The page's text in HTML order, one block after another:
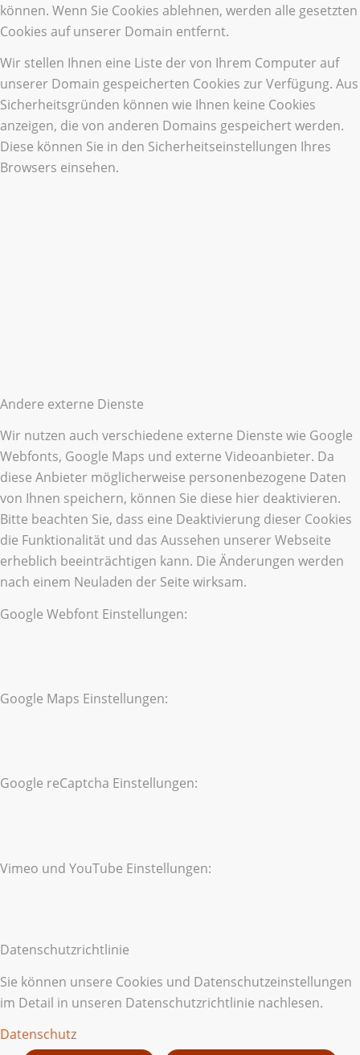
können. Wenn Sie Cookies ablehnen, werden alle gesetzten
Cookies auf unserer Domain entfernt.
Wir stellen Ihnen eine Liste der von Ihrem Computer auf
unserer Domain gespeicherten Cookies zur Verfügung. Aus
Sicherheitsgründen können wie Ihnen keine Cookies
anzeigen, die von anderen Domains gespeichert werden.
Diese können Sie in den Sicherheitseinstellungen Ihres
Browsers einsehen.
Andere externe Dienste
Wir nutzen auch verschiedene externe Dienste wie Google
Webfonts, Google Maps und externe Videoanbieter. Da
diese Anbieter möglicherweise personenbezogene Daten
von Ihnen speichern, können Sie diese hier deaktivieren.
Bitte beachten Sie, dass eine Deaktivierung dieser Cookies
die Funktionalität und das Aussehen unserer Webseite
erheblich beeinträchtigen kann. Die Änderungen werden
nach einem Neuladen der Seite wirksam.
Google Webfont Einstellungen:
Google Maps Einstellungen:
Google reCaptcha Einstellungen:
Vimeo und YouTube Einstellungen:
Datenschutzrichtlinie
Sie können unsere Cookies und Datenschutzeinstellungen
im Detail in unseren Datenschutzrichtlinie nachlesen.
Datenschutz